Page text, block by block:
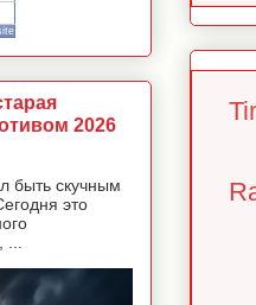
2026
быть скучным
это